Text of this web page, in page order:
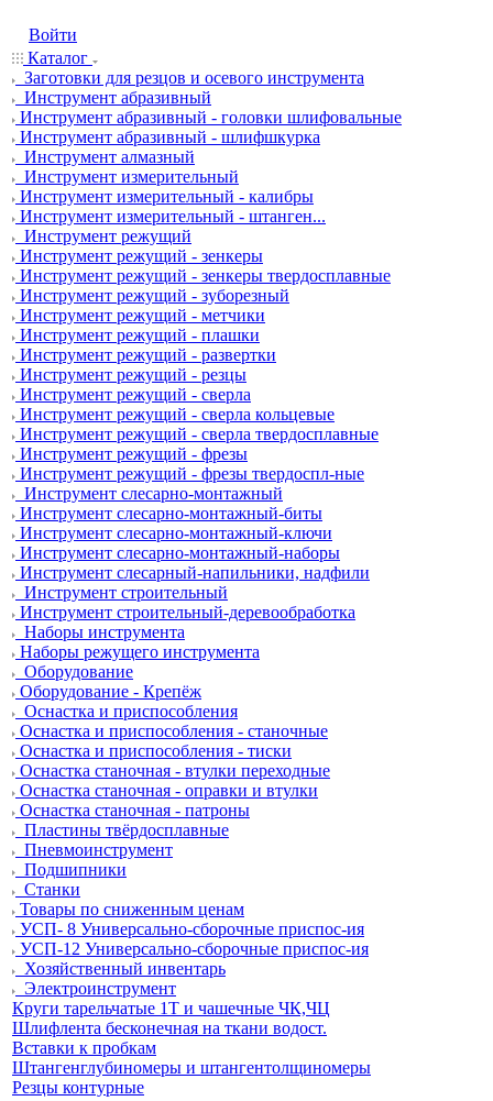
Войти
Каталог
Заготовки для резцов и осевого инструмента
Инструмент абразивный
Инструмент абразивный - головки шлифовальные
Инструмент абразивный - шлифшкурка
Инструмент алмазный
Инструмент измерительный
Инструмент измерительный - калибры
Инструмент измерительный - штанген...
Инструмент режущий
Инструмент режущий - зенкеры
Инструмент режущий - зенкеры твердосплавные
Инструмент режущий - зуборезный
Инструмент режущий - метчики
Инструмент режущий - плашки
Инструмент режущий - развертки
Инструмент режущий - резцы
Инструмент режущий - сверла
Инструмент режущий - сверла кольцевые
Инструмент режущий - сверла твердосплавные
Инструмент режущий - фрезы
Инструмент режущий - фрезы твердоспл-ные
Инструмент слесарно-монтажный
Инструмент слесарно-монтажный-биты
Инструмент слесарно-монтажный-ключи
Инструмент слесарно-монтажный-наборы
Инструмент слесарный-напильники, надфили
Инструмент строительный
Инструмент строительный-деревообработка
Наборы инструмента
Наборы режущего инструмента
Оборудование
Оборудование - Крепёж
Оснастка и приспособления
Оснастка и приспособления - станочные
Оснастка и приспособления - тиски
Оснастка станочная - втулки переходные
Оснастка станочная - оправки и втулки
Оснастка станочная - патроны
Пластины твёрдосплавные
Пневмоинструмент
Подшипники
Станки
Товары по сниженным ценам
УСП- 8 Универсально-сборочные приспос-ия
УСП-12 Универсально-сборочные приспос-ия
Хозяйственный инвентарь
Электроинструмент
Круги тарельчатые 1Т и чашечные ЧК,ЧЦ
Шлифлента бесконечная на ткани водост.
Вставки к пробкам
Штангенглубиномеры и штангентолщиномеры
Резцы контурные